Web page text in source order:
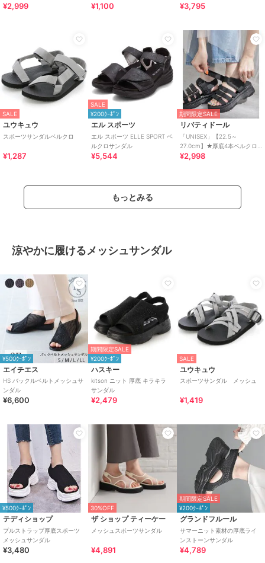
¥2,999 ¥1,100 ¥3,795
SALE
ユウキュウ
スポーツサンダルベルクロ
¥1,287
SALE
¥200ｸｰﾎﾟﾝ
エル スポーツ
エル スポーツ ELLE SPORT ベ
ルクロサンダル
¥5,544
期間限定SALE
リバティドール
「UNISEX」【22.5～
27.0cm】★厚底4本ベルクロ
スポーツサンダル★4165
¥2,998
もっとみる
涼やかに履けるメッシュサンダル
¥500ｸｰﾎﾟﾝ
エイチエス
HS バックルベルトメッシュサ
ンダル
¥6,600
期間限定SALE
¥200ｸｰﾎﾟﾝ
ハスキー
kitson ニット 厚底 キラキラ
サンダル
¥2,479
SALE
ユウキュウ
スポーツサンダル メッシュ
¥1,419
¥500ｸｰﾎﾟﾝ
テディショップ
プルストラップ厚底スポーツ
メッシュサンダル
¥3,480
30%OFF
ザ ショップ ティーケー
メッシュスポーツサンダル
¥4,891
期間限定SALE
¥200ｸｰﾎﾟﾝ
グランドフルール
サマーニット素材の厚底ライ
ンストーンサンダル
¥4,789